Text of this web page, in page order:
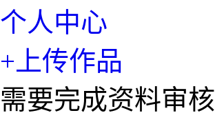
个人中心
+上传作品
需要完成资料审